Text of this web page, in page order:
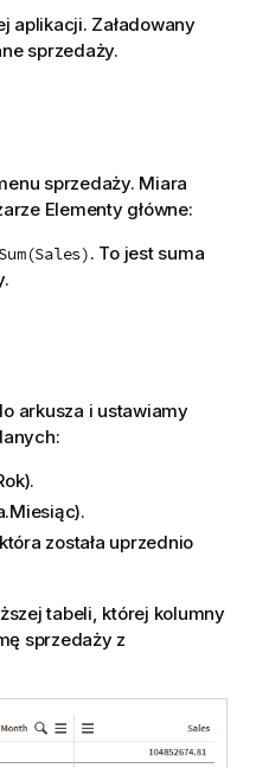
aplikacji. Załadowany
sprzedaży.
sprzedaży. Miara
Elementy główne:
Sum(Sales). To jest suma
arkusza i ustawiamy
została uprzednio
tabeli, której kolumny
sprzedaży z